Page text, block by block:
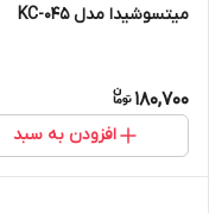
میتسوشیدا مدل KC-045
180,700
افزودن به سبد